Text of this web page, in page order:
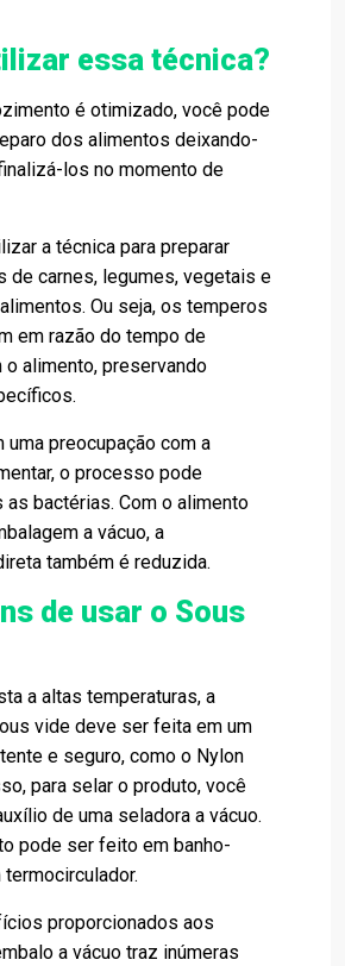
essa técnica?
é otimizado, você pode
dos alimentos deixando-
los no momento de
a técnica para preparar
de carnes, legumes, vegetais e
Ou seja, os temperos
em razão do tempo de
o alimento, preservando
uma preocupação com a
o processo pode
as bactérias. Com o alimento
a vácuo, a
também é reduzida.
de usar o Sous
a altas temperaturas, a
vide deve ser feita em um
e seguro, como o Nylon
para selar o produto, você
de uma seladora a vácuo.
pode ser feito em banho-
termocirculador.
proporcionados aos
a vácuo traz inúmeras